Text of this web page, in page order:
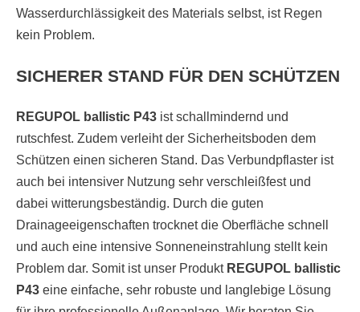
Wasserdurchlässigkeit des Materials selbst, ist Regen
kein Problem.
SICHERER STAND FÜR DEN SCHÜTZEN
REGUPOL ballistic P43 ist schallmindernd und
rutschfest. Zudem verleiht der Sicherheitsboden dem
Schützen einen sicheren Stand. Das Verbundpflaster ist
auch bei intensiver Nutzung sehr verschleißfest und
dabei witterungsbeständig. Durch die guten
Drainageeigenschaften trocknet die Oberfläche schnell
und auch eine intensive Sonneneinstrahlung stellt kein
Problem dar. Somit ist unser Produkt REGUPOL ballistic
P43 eine einfache, sehr robuste und langlebige Lösung